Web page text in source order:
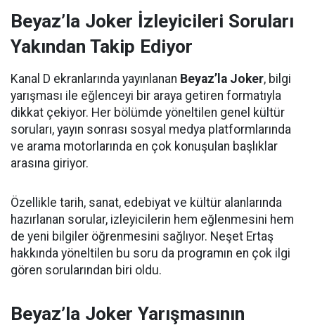
Beyaz’la Joker İzleyicileri Soruları
Yakından Takip Ediyor
Kanal D ekranlarında yayınlanan Beyaz’la Joker, bilgi
yarışması ile eğlenceyi bir araya getiren formatıyla
dikkat çekiyor. Her bölümde yöneltilen genel kültür
soruları, yayın sonrası sosyal medya platformlarında
ve arama motorlarında en çok konuşulan başlıklar
arasına giriyor.
Özellikle tarih, sanat, edebiyat ve kültür alanlarında
hazırlanan sorular, izleyicilerin hem eğlenmesini hem
de yeni bilgiler öğrenmesini sağlıyor. Neşet Ertaş
hakkında yöneltilen bu soru da programın en çok ilgi
gören sorularından biri oldu.
Beyaz’la Joker Yarışmasının